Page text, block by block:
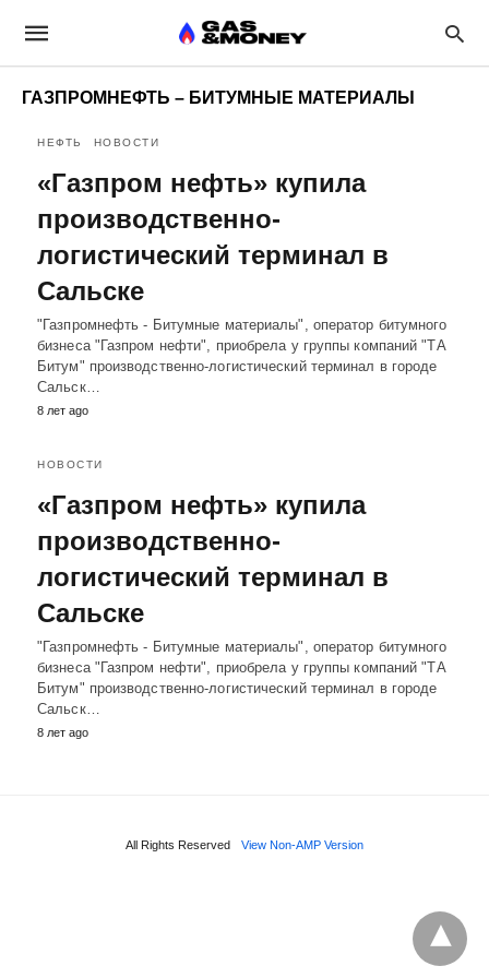
ГАЗПРОМНЕФТЬ – БИТУМНЫЕ МАТЕРИАЛЫ
НЕФТЬ НОВОСТИ
«Газпром нефть» купила
производственно-
логистический терминал в
Сальске
"Газпромнефть - Битумные материалы", оператор битумного
бизнеса "Газпром нефти", приобрела у группы компаний "ТА
Битум" производственно-логистический терминал в городе
Сальск…
8 лет ago
НОВОСТИ
«Газпром нефть» купила
производственно-
логистический терминал в
Сальске
"Газпромнефть - Битумные материалы", оператор битумного
бизнеса "Газпром нефти", приобрела у группы компаний "ТА
Битум" производственно-логистический терминал в городе
Сальск…
8 лет ago
All Rights Reserved View Non-AMP Version